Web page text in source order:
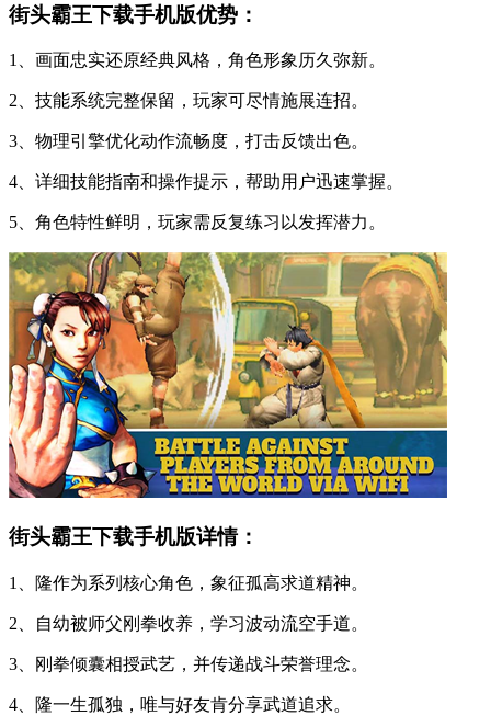
街头霸王下载手机版优势：
1、画面忠实还原经典风格，角色形象历久弥新。
2、技能系统完整保留，玩家可尽情施展连招。
3、物理引擎优化动作流畅度，打击反馈出色。
4、详细技能指南和操作提示，帮助用户迅速掌握。
5、角色特性鲜明，玩家需反复练习以发挥潜力。
街头霸王下载手机版详情：
1、隆作为系列核心角色，象征孤高求道精神。
2、自幼被师父刚拳收养，学习波动流空手道。
3、刚拳倾囊相授武艺，并传递战斗荣誉理念。
4、隆一生孤独，唯与好友肯分享武道追求。